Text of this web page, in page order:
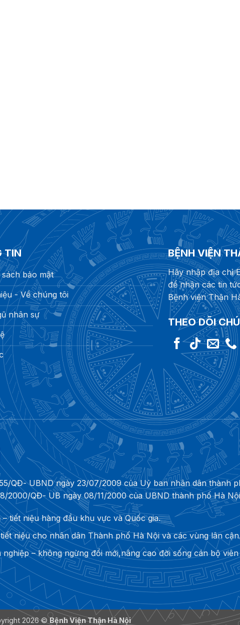
TIN
bảo mật
- Về chúng tôi
nhân sự
BỆNH VIỆN
Hãy nhập địa chỉ
để nhận các tin
Bệnh viện Thận
THEO DÕI
QĐ- UBND ngày 23/07/2009 của Uỷ ban nhân dân thành
2000/QĐ- UB ngày 08/11/2000 của UBND thành phố Hà
tiết niệu hàng đầu khu vực và Quốc gia.
niệu cho nhân dân Thành phố Hà Nội và các vùng lân cận.
– không ngừng đổi mới,nâng cao đời sống cán bộ
2026 ©Bệnh Viện Thận Hà Nội